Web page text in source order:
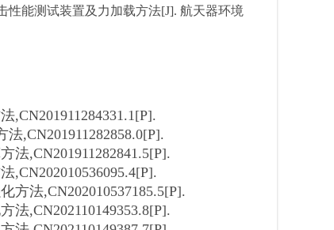
性能测试装置及力加载方法[J]. 航天器环境
,CN201911282858.0[P].
,CN201911282841.5[P].
,CN202010536095.4[P].
法,CN202010537185.5[P].
,CN202110149353.8[P].